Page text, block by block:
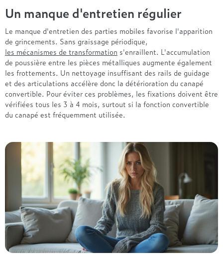
Un manque d'entretien régulier
Le manque d'entretien des parties mobiles favorise l'apparition
de grincements. Sans graissage périodique,
les mécanismes de transformation s'enraillent. L'accumulation
de poussière entre les pièces métalliques augmente également
les frottements. Un nettoyage insuffisant des rails de guidage
et des articulations accélère donc la détérioration du canapé
convertible. Pour éviter ces problèmes, les fixations doivent être
vérifiées tous les 3 à 4 mois, surtout si la fonction convertible
du canapé est fréquemment utilisée.